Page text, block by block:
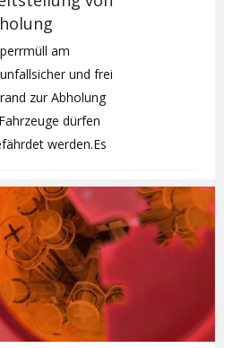
am
und frei
zur Abholung
dürfen
werden.Es